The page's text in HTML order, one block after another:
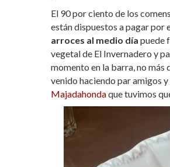
El 90 por ciento de los
están dispuestos a pagar por
arroces al medio día puede
vegetal de El Invernadero y
momento en la barra, no más
venido haciendo par amigos
Majadahondaque tuvimos